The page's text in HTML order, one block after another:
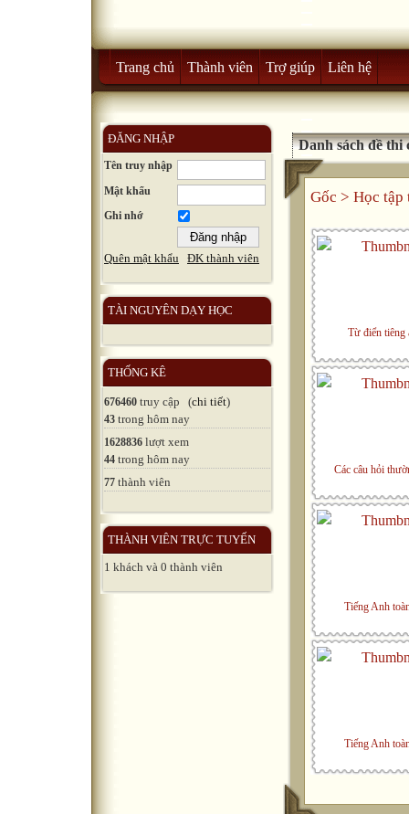
Trang chủ Thành viên Trợ giúp Liên hệ
ĐĂNG NHẬP
Tên truy nhập
Mật khẩu
Ghi nhớ
Quên mật khẩu ĐK thành viên
TÀI NGUYÊN DẠY HỌC
THỐNG KÊ
676460 truy cập (chi tiết)
43 trong hôm nay
1628836 lượt xem
44 trong hôm nay
77 thành viên
THÀNH VIÊN TRỰC TUYẾN
1 khách và 0 thành viên
Danh sách đề
Gốc > Học tập
Từ điển tiêng
Các câu hỏi
Tiếng Anh
Tiếng Anh